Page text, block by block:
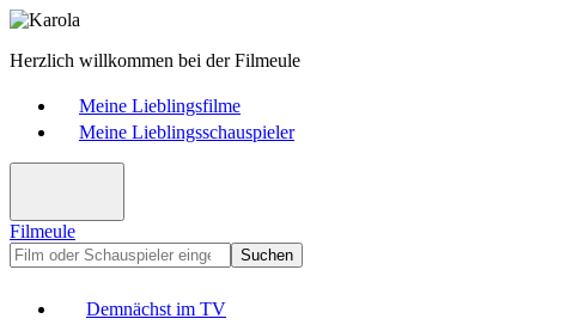
Herzlich willkommen bei der Filmeule
Meine Lieblingsfilme
Meine Lieblingsschauspieler
Filmeule
Suchen
Demnächst im TV